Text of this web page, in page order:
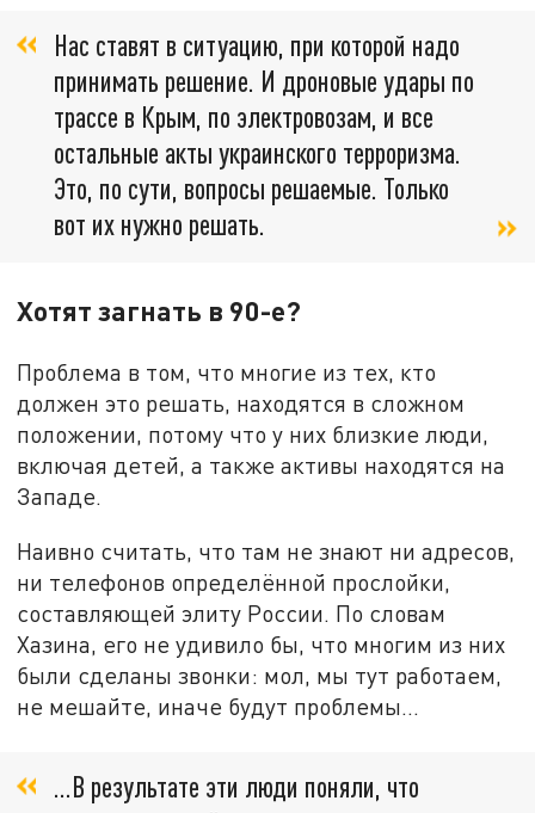
Нас ставят в ситуацию, при которой надо
принимать решение. И дроновые удары по
трассе в Крым, по электровозам, и все
остальные акты украинского терроризма.
Это, по сути, вопросы решаемые. Только
вот их нужно решать.
Хотят загнать в 90-е?
Проблема в том, что многие из тех, кто
должен это решать, находятся в сложном
положении, потому что у них близкие люди,
включая детей, а также активы находятся на
Западе.
Наивно считать, что там не знают ни адресов,
ни телефонов определённой прослойки,
составляющей элиту России. По словам
Хазина, его не удивило бы, что многим из них
были сделаны звонки: мол, мы тут работаем,
не мешайте, иначе будут проблемы...
...В результате эти люди поняли, что